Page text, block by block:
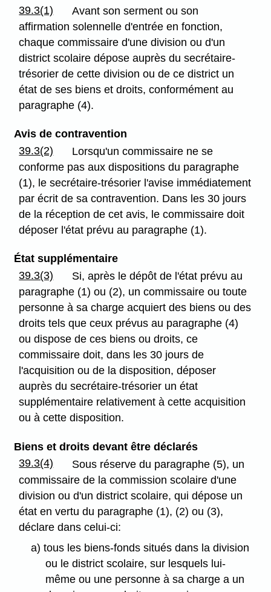
39.3(1)
Avant son serment ou son
affirmation solennelle d'entrée en fonction,
chaque commissaire d'une division ou d'un
district scolaire dépose auprès du secrétaire-
trésorier de cette division ou de ce district un
état de ses biens et droits, conformément au
paragraphe (4).
Avis de contravention
39.3(2)
Lorsqu'un commissaire ne se
conforme pas aux dispositions du paragraphe
(1), le secrétaire-trésorier l'avise immédiatement
par écrit de sa contravention. Dans les 30 jours
de la réception de cet avis, le commissaire doit
déposer l'état prévu au paragraphe (1).
État supplémentaire
39.3(3)
Si, après le dépôt de l'état prévu au
paragraphe (1) ou (2), un commissaire ou toute
personne à sa charge acquiert des biens ou des
droits tels que ceux prévus au paragraphe (4)
ou dispose de ces biens ou droits, ce
commissaire doit, dans les 30 jours de
l'acquisition ou de la disposition, déposer
auprès du secrétaire-trésorier un état
supplémentaire relativement à cette acquisition
ou à cette disposition.
Biens et droits devant être déclarés
39.3(4)
Sous réserve du paragraphe (5), un
commissaire de la commission scolaire d'une
division ou d'un district scolaire, qui dépose un
état en vertu du paragraphe (1), (2) ou (3),
déclare dans celui-ci:
a) tous les biens-fonds situés dans la division
ou le district scolaire, sur lesquels lui-
même ou une personne à sa charge a un